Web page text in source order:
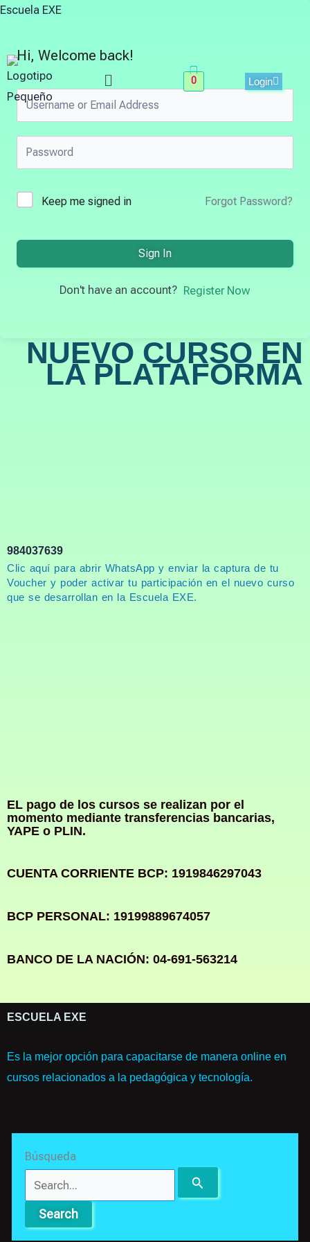
Skip
content
Escuela EXE
Menu 0 Login
Hi, Welcome back!
Keep me signed in Forgot Password?
Sign In
Don't have an account? Register Now
NUEVO CURSO EN
LA PLATAFORMA
984037639
Clic aquí para abrir WhatsApp y enviar la captura de tu
Voucher y poder activar tu participación en el nuevo curso
que se desarrollan en la Escuela EXE.
EL pago de los cursos se realizan por el
momento mediante transferencias bancarias,
YAPE o PLIN.
CUENTA CORRIENTE BCP: 1919846297043
BCP PERSONAL: 19199889674057
BANCO DE LA NACIÓN: 04-691-563214
ESCUELA EXE
Es la mejor opción para capacitarse de manera online en
cursos relacionados a la pedagógica y tecnología.
Búsqueda
for: